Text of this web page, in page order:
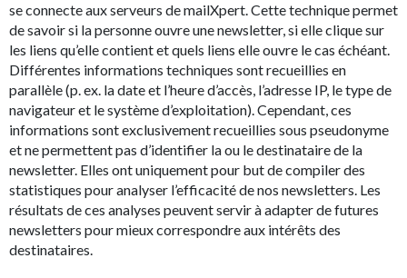
se connecte aux serveurs de mailXpert. Cette technique permet
de savoir si la personne ouvre une newsletter, si elle clique sur
les liens qu’elle contient et quels liens elle ouvre le cas échéant.
Différentes informations techniques sont recueillies en
parallèle (p. ex. la date et l’heure d’accès, l’adresse IP, le type de
navigateur et le système d’exploitation). Cependant, ces
informations sont exclusivement recueillies sous pseudonyme
et ne permettent pas d’identifier la ou le destinataire de la
newsletter. Elles ont uniquement pour but de compiler des
statistiques pour analyser l’efficacité de nos newsletters. Les
résultats de ces analyses peuvent servir à adapter de futures
newsletters pour mieux correspondre aux intérêts des
destinataires.